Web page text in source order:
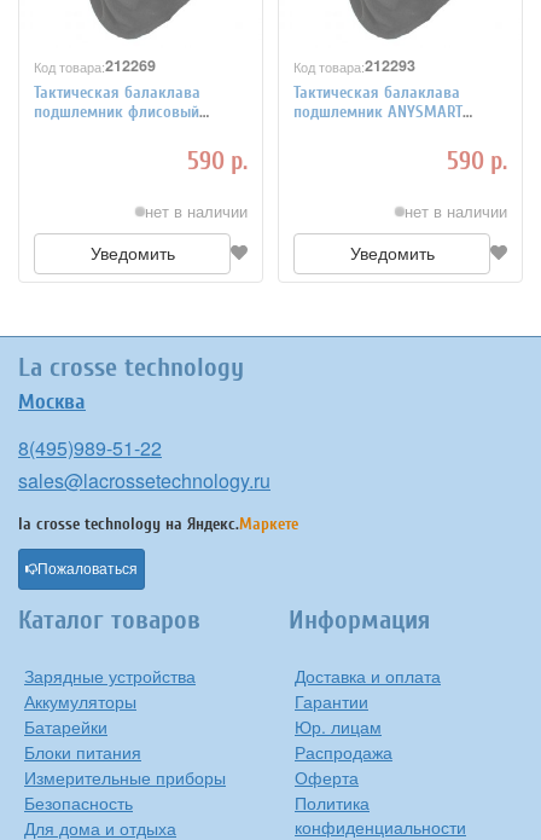
Код товара:212269
Тактическая балаклава
подшлемник флисовый
590 р.
нет в наличии
Уведомить
Код товара:212293
Тактическая балаклава
подшлемник ANYSMART
590 р.
нет в наличии
Уведомить
La crosse technology
Москва
8(495)989-51-22
sales@lacrossetechnology.ru
la crosse technology на Яндекс.Маркете
Пожаловаться
Каталог товаров
Зарядные устройства
Аккумуляторы
Батарейки
Блоки питания
Измерительные приборы
Безопасность
Для дома и отдыха
Информация
Доставка и оплата
Гарантии
Юр. лицам
Распродажа
Оферта
Политика
конфиденциальности